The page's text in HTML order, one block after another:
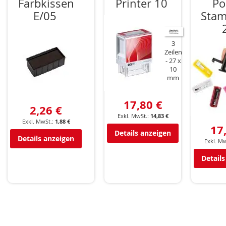
Farbkissen
E/05
2,26 €
1,88 €
Details anzeigen
Printer 10
3
Zeilen
27 x
10
mm
17,80 €
14,83 €
Details anzeigen